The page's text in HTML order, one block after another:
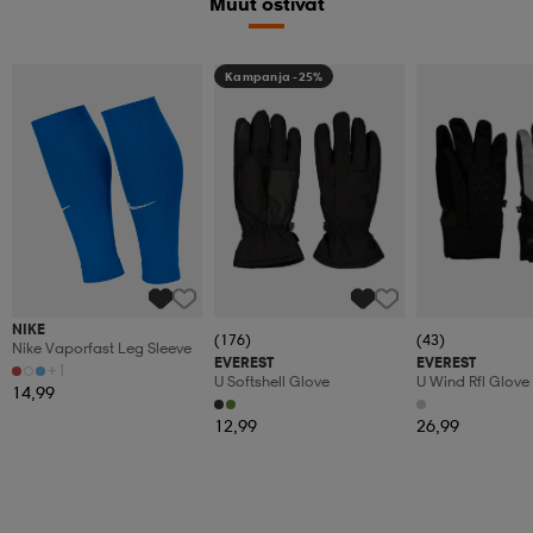
NIKE
Nike Vaporfast Leg Sleeve
+1
14,99
Kampanja -25%
(176)
EVEREST
U Softshell Glove
12,99
(43)
EVEREST
U Wind Rfl Glove
26,99